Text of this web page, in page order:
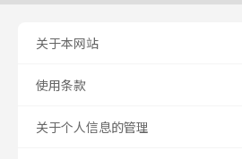
关于本网站
使用条款
关于个人信息的管理